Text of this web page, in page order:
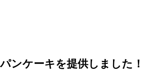
ンケーキを提供しました！